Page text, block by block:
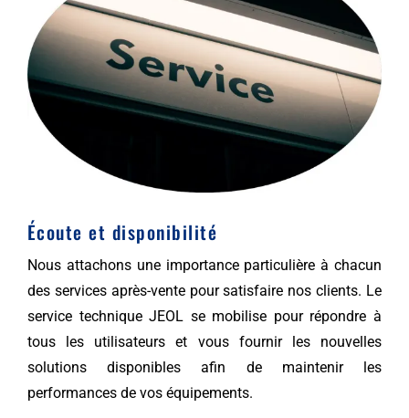
Écoute et disponibilité
Nous attachons une importance particulière à chacun
des services après-vente pour satisfaire nos clients. Le
service technique JEOL se mobilise pour répondre à
tous les utilisateurs et vous fournir les nouvelles
solutions disponibles afin de maintenir les
performances de vos équipements.